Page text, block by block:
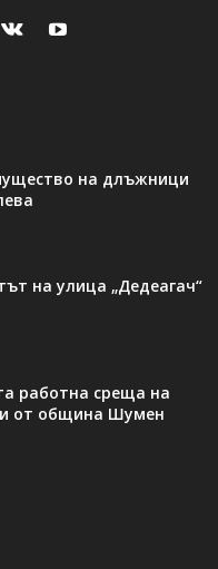
на длъжници
на улица „Дедеагач“
работна среща на
от община Шумен